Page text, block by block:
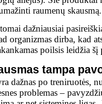
raumenų skausmą.
dažniausiai
organizmas dirba, kad
poilsis leidžia šį
tampa
dažnas po treniruotės,
problemas –